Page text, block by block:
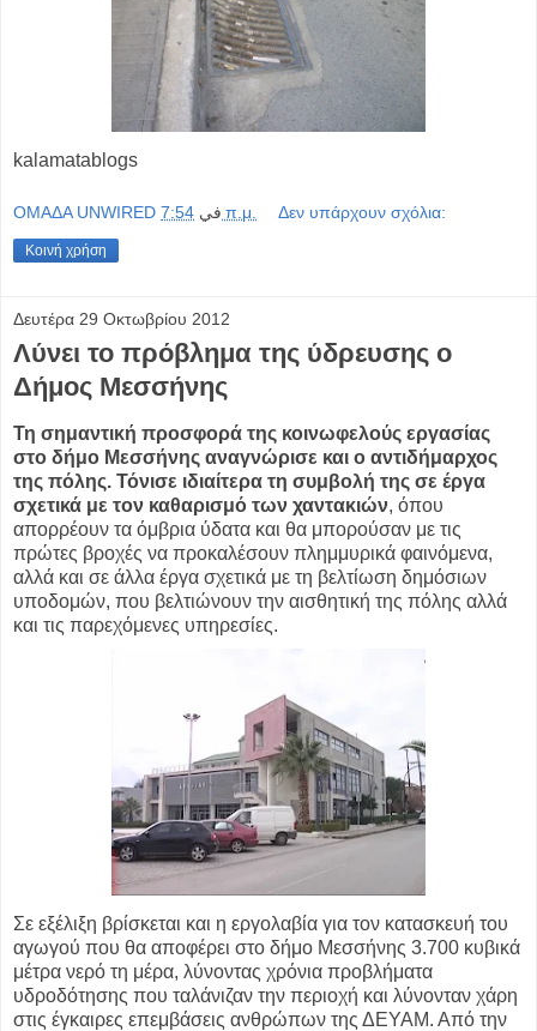
kalamatablogs
OMAΔΑ UNWIRED في 7:54 π.μ. Δεν υπάρχουν σχόλια:
Κοινή χρήση
Δευτέρα 29 Οκτωβρίου 2012
Λύνει το πρόβλημα της ύδρευσης ο
Δήμος Μεσσήνης
Τη σημαντική προσφορά της κοινωφελούς εργασίας
στο δήμο Μεσσήνης αναγνώρισε και ο αντιδήμαρχος
της πόλης. Τόνισε ιδιαίτερα τη συμβολή της σε έργα
σχετικά με τον καθαρισμό των χαντακιών, όπου
απορρέουν τα όμβρια ύδατα και θα μπορούσαν με τις
πρώτες βροχές να προκαλέσουν πλημμυρικά φαινόμενα,
αλλά και σε άλλα έργα σχετικά με τη βελτίωση δημόσιων
υποδομών, που βελτιώνουν την αισθητική της πόλης αλλά
και τις παρεχόμενες υπηρεσίες.
Σε εξέλιξη βρίσκεται και η εργολαβία για τον κατασκευή του
αγωγού που θα αποφέρει στο δήμο Mεσσήνης 3.700 κυβικά
μέτρα νερό τη μέρα, λύνοντας χρόνια προβλήματα
υδροδότησης που ταλάνιζαν την περιοχή και λύνονταν χάρη
στις έγκαιρες επεμβάσεις ανθρώπων της ΔΕΥΑΜ. Από την